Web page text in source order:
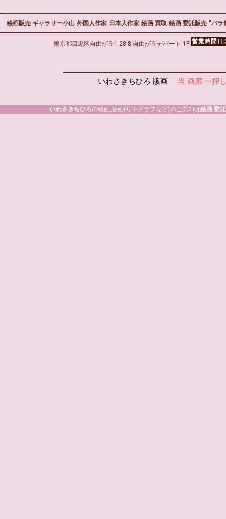
絵画販売 ギャラリー小山 外国人作家 日本人作家 絵画 買取 絵画 委託販売 "バラ
東京都目黒区自由が丘1-28-8 自由が丘デパート 1F
いわさきちひろ 版画 当 画廊 一押
いわさきちひろの絵画,版画(リトグラフなど)のご売却は絵画 委